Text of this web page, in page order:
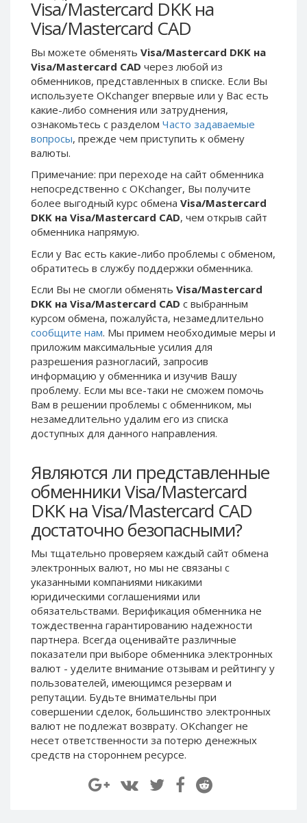
Visa/Mastercard DKK на
Visa/Mastercard CAD
Вы можете обменять Visa/Mastercard DKK на
Visa/Mastercard CAD через любой из
обменников, представленных в списке. Если Вы
используете OKchanger впервые или у Вас есть
какие-либо сомнения или затруднения,
ознакомьтесь с разделом Часто задаваемые
вопросы, прежде чем приступить к обмену
валюты.
Примечание: при переходе на сайт обменника
непосредственно c OKchanger, Вы получите
более выгодный курс обмена Visa/Mastercard
DKK на Visa/Mastercard CAD, чем открыв сайт
обменника напрямую.
Если у Вас есть какие-либо проблемы с обменом,
обратитесь в службу поддержки обменника.
Если Вы не смогли обменять Visa/Mastercard
DKK на Visa/Mastercard CAD с выбранным
курсом обмена, пожалуйста, незамедлительно
сообщите нам. Мы примем необходимые меры и
приложим максимальные усилия для
разрешения разногласий, запросив
информацию у обменника и изучив Вашу
проблему. Если мы все-таки не сможем помочь
Вам в решении проблемы c обменником, мы
незамедлительно удалим его из списка
доступных для данного направления.
Являются ли представленные
обменники Visa/Mastercard
DKK на Visa/Mastercard CAD
достаточно безопасными?
Мы тщательно проверяем каждый сайт обмена
электронных валют, но мы не связаны c
указанными компаниями никакими
юридическими соглашениями или
обязательствами. Верификация обменника не
тождественна гарантированию надежности
партнера. Всегда оценивайте различные
показатели при выборе обменника электронных
валют - уделите внимание отзывам и рейтингу у
пользователей, имеющимся резервам и
репутации. Будьте внимательны при
совершении сделок, большинство электронных
валют не подлежат возврату. OKchanger не
несет ответственности за потерю денежных
средств на стороннем ресурсе.
Skril INR
Skril PLN
Skril AUD
Skril NOK
Skril SEK
Paxum USD
Paxum EUR
Epay EUR
Phone Balance RUB
Phone Balance UAH
Neteller USD
Neteller EUR
Neteller INR
Neteller PLN
Neteller GBP
Neteller NOK
Neteller SEK
PaySera USD
PaySera EUR
AliPay CNY
UnionPay CNY
Paymer USD
Paymer RUB
Capitalist USD
Capitalist RUB
Capitalist EUR
Payoneer USD
Payoneer EUR
Revolut Binance USD
(BUSD)
Revolut USD
Revolut EUR
Revolut GBP
Global24 UAH
Piastrix RUB
Skril INR
Skril AUD
Skril NOK
Skril SEK
Paxum USD
Paxum EUR
Epay EUR
Phone Balance RUB
Phone Balance UAH
Neteller USD
Neteller EUR
Neteller INR
Neteller PLN
Neteller GBP
Neteller NOK
Neteller SEK
PaySera USD
PaySera EUR
UnionPay CNY
Paymer USD
Paymer RUB
Paymer UAH
Capitalist USD
Capitalist RUB
Capitalist EUR
Payoneer USD
Payoneer EUR
Revolut Binance USD
(BUSD)
Revolut USD
Revolut EUR
Revolut GBP
Piastrix RUB